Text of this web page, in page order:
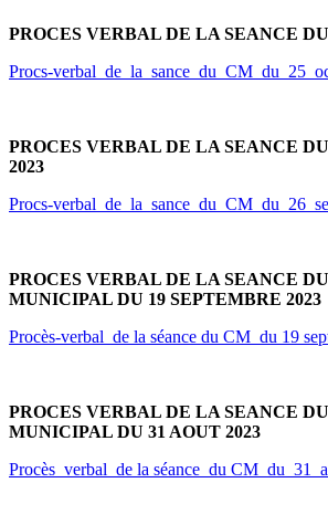
PROCES VERBAL DE LA SEANCE
Procs-
PROCES VERBAL DE LA SEANCE
2023
Procs-
PROCES VERBAL DE LA SEANCE
MUNICIPAL DU 19 SEPTEMBRE 2023
Procès-verbal_de la séance du CM_du 19
PROCES VERBAL DE LA SEANCE
MUNICIPAL DU 31 AOUT 2023
Procès_verbal_de la séance_du